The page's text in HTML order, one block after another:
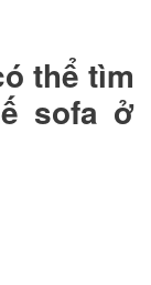
thể tìm
sofa ở